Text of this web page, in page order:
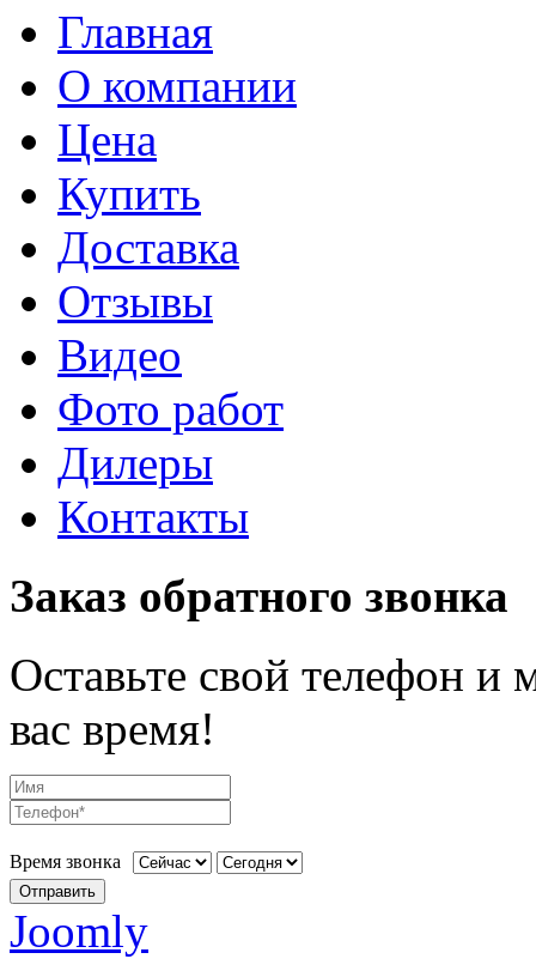
Главная
О компании
Цена
Купить
Доставка
Отзывы
Видео
Фото работ
Дилеры
Контакты
Заказ обратного звонка
Оставьте свой телефон и
вас время!
Время звонка
Отправить
Joomly